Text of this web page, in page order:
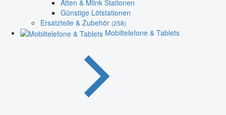
Atten & Mlink Stationen
Günstige Lötstationen
Ersatzteile & Zubehör (258)
Mobiltelefone & Tablets